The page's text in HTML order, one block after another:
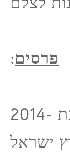
:פרסים
2014- מקום שני, קטגורית "לילה" - "תמונת